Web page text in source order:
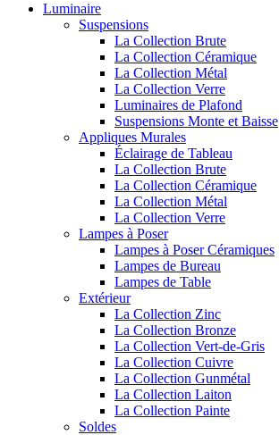
Luminaire
Suspensions
La Collection Brute
La Collection Céramique
La Collection Métal
La Collection Verre
Luminaires de Plafond
Suspensions Monte et Baisse
Appliques Murales
Éclairage de Tableau
La Collection Brute
La Collection Céramique
La Collection Métal
La Collection Verre
Lampes à Poser
Lampes à Poser Céramiques
Lampes de Bureau
Lampes de Table
Extérieur
La Collection Zinc
La Collection Bronze
La Collection Vert-de-Gris
La Collection Cuivre
La Collection Gunmétal
La Collection Laiton
La Collection Painte
Soldes